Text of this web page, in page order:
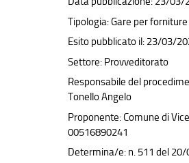
Tipologia: Gare per forniture
Esito pubblicato il: 23/03/
Settore: Provveditorato
Responsabile del
Tonello Angelo
Proponente: Comune di
00516890241
Determina/e: n. 511 del